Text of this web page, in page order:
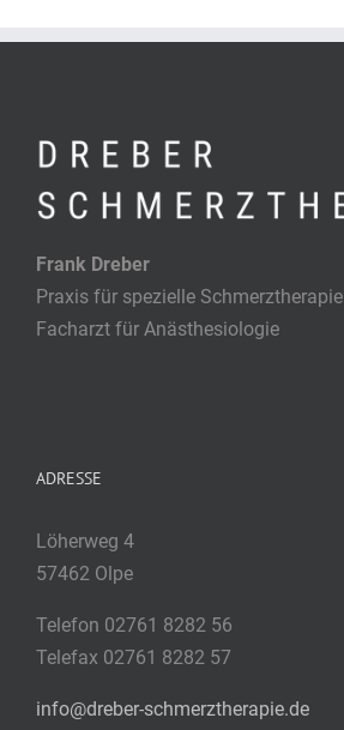
Frank Dreber
Praxis für spezielle Schmerztherapie
Facharzt für Anästhesiologie
ADRESSE
Löherweg 4
57462 Olpe
Telefon 02761 8282 56
Telefax 02761 8282 57
info@dreber-schmerztherapie.de